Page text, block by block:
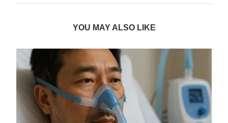
YOU MAY ALSO LIKE